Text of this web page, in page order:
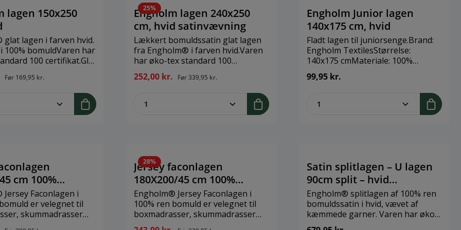
eller uden flag – inde som ude – et
MixandMatch koncept, hvor du
skaber din egen stil. Brand:
Snoren Størrelse: 275 cm
Materiale: Træ, polyester, læder
og tak! Brand: Lykketrolde Højde:
9 cm Materiale: Special keramik
Hår: Fåreskindshår
lagen 150x250
glat lagen i farven hvid.
100% bomuldVaren har
100 certifikat.Glat
nogen former for
vaskes v/ 60
højst 80
Før 169,95 kr.
25%
Engholm lagen 240x250
cm, hvid satinvævning
Lækkert bomuldssatin glat lagen
fra Engholm® i farven hvid.Varen
har øko-tex standard 100
certifikat.Et glat lagen uden nogen
former for sammensyning.Kan
tumblertørring højst 80
252,00 kr. Før339,95 kr.
zentheme.component.product.quantitySelect.legend
Engholm Junior lagen
140x175 cm, hvid
Fladt lagen til juniorsenge.Brand:
Engholm TextilesStørrelse:
140x175 cmMateriale: 100%
bomuld
99,95 kr.
cm 100%
hvidFaconlagen i
er velegnet til
skummadrasser
har øko-tex
28%
Jersey faconlagen
180X200/45 cm 100%
Bomuld - hvid
Engholm® Jersey Faconlagen i
100% ren bomuld er velegnet til
boxmadrasser, skummadrasser
m.m.Faconlagnet har øko-tex
Satin splitlagen – U lagen
90cm split – hvid
180X200X25 cm
Engholm® splitlagen af 100% ren
bomuldssatin i hvid, vævet af
kæmmede garner. Varen har øko-
tex standard 100 certifikat. U-lagen